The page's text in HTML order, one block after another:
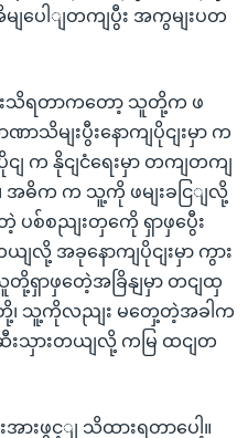
ပေါျတကျပွီး အကွမျးပတ
ားသိရတာကတော့ သူတို့က ဖ
ာသိမျးပွီးနောကျပိုငျးမှာ က
က နိုငျငံရေးမှာ တကျတကျ
။ အဓိက က သူ့ကို ဖမျးခငြျလို့
ပစ်စညျးတှကေို ရှာဖှပွေီး
ျလို့ အခုနောကျပိုငျးမှာ ကွား
ရှာဖှတေဲ့အခြိနျမှာ တငျထှ
တို့၊ သူ့ကိုလညျး မတှေ့တဲ့အခါက
းသှားတယျလို့ ကမြ ထငျတ
ားဖွင့ျ သိထားရတာပေါ့။